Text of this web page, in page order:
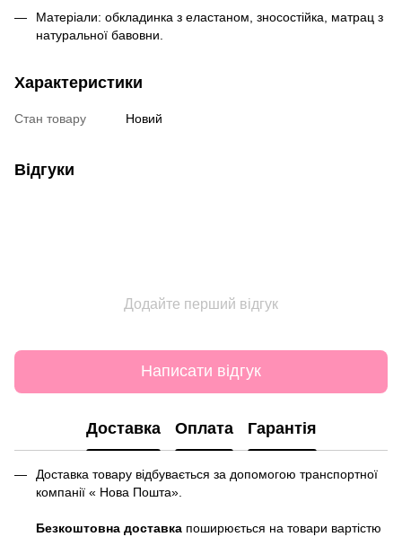
Матеріали: обкладинка з еластаном, зносостійка, матрац з
натуральної бавовни.
Характеристики
Стан товару Новий
Відгуки
Додайте перший відгук
Написати відгук
Доставка Оплата Гарантія
Доставка товару відбувається за допомогою транспортної
компанії « Нова Пошта».
Безкоштовна доставка поширюється на товари вартістю